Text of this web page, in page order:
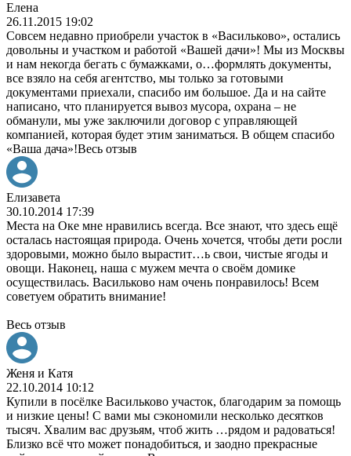
Елена
26.11.2015 19:02
Совсем недавно приобрели участок в «Васильково», остались
довольны и участком и работой «Вашей дачи»! Мы из Москвы
и нам некогда бегать с бумажками, о…формлять документы,
все взяло на себя агентство, мы только за готовыми
документами приехали, спасибо им большое. Да и на сайте
написано, что планируется вывоз мусора, охрана – не
обманули, мы уже заключили договор с управляющей
компанией, которая будет этим заниматься. В общем спасибо
«Ваша дача»!Весь отзыв
Елизавета
30.10.2014 17:39
Места на Оке мне нравились всегда. Все знают, что здесь ещё
осталась настоящая природа. Очень хочется, чтобы дети росли
здоровыми, можно было вырастит…ь свои, чистые ягоды и
овощи. Наконец, наша с мужем мечта о своём домике
осуществилась. Васильково нам очень понравилось! Всем
советуем обратить внимание!
Весь отзыв
Женя и Катя
22.10.2014 10:12
Купили в посёлке Васильково участок, благодарим за помощь
и низкие цены! С вами мы сэкономили несколько десятков
тысяч. Хвалим вас друзьям, чтоб жить …рядом и радоваться!
Близко всё что может понадобиться, и заодно прекрасные